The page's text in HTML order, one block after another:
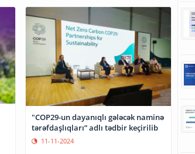
"COP29-un dayanıqlı gələcək naminə
tərəfdaşlıqları” adlı tədbir keçirilib
11-11-2024